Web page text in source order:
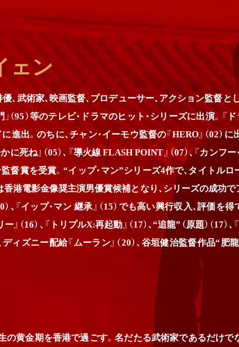
ェン
、武術家、映画監督、プロデューサー、アクション監督と
門」（95）等のテレビ・ドラマのヒット・シリーズに出演。『
進出。のちに、チャン・イーモウ監督の『HERO』（02）に
に死ね』（05）、『導火線 FLASH POINT』（07）、『カンフ
督賞を受賞。“イップ・マン”シリーズ4作で、タイトルロ
は香港電影金像奨主演男優賞候補となり、シリーズの成功
）、『イップ・マン 継承』（15）でも高い興行収入、評価を
』（16）、『トリプルX:再起動』（17）、“追龍”（原題）（
ィズニー配給『ムーラン』（20）、谷垣健治監督作品“肥
の黄金期を香港で過ごす。名だたる武術家であるだけで